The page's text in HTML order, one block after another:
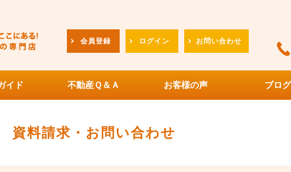
会員登録 ログイン お問い合わせ
イド 不動産Ｑ＆Ａ お客様の声 ブログ
資料請求・お問い合わせ